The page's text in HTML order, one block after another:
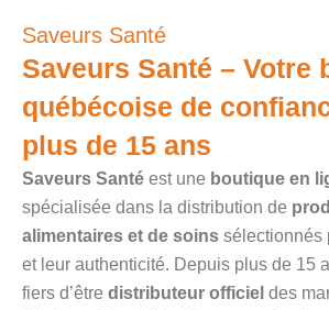
Saveurs Santé
Saveurs Santé – Votre
québécoise de
plus de 15 ans
Saveurs Santé est une boutique en
spécialisée dans la distribution de
alimentaires et de soins sélectionnés
et leur authenticité. Depuis plus de 15
fiers d’être distributeur officiel des